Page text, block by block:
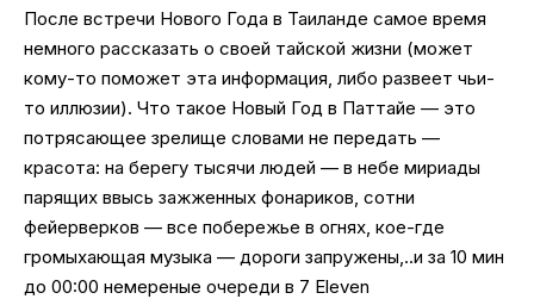
После встречи Нового Года в Таиланде самое время
немного рассказать о своей тайской жизни (может
кому-то поможет эта информация, либо развеет чьи-
то иллюзии). Что такое Новый Год в Паттайе — это
потрясающее зрелище словами не передать —
красота: на берегу тысячи людей — в небе мириады
парящих ввысь зажженных фонариков, сотни
фейерверков — все побережье в огнях, кое-где
громыхающая музыка — дороги запружены,..и за 10 мин
до 00:00 немереные очереди в 7 Eleven